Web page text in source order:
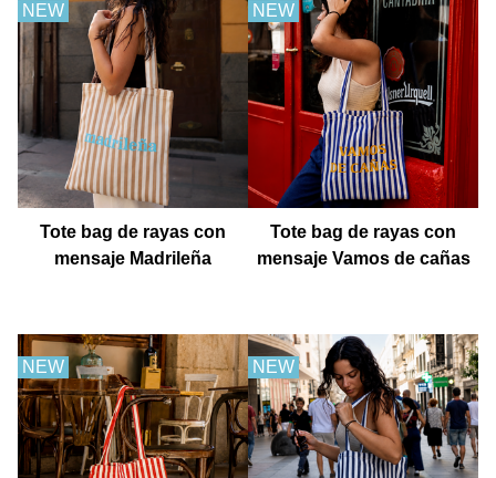
NEW
Tote bag de rayas con
mensaje Madrileña
NEW
Tote bag de rayas con
mensaje Vamos de cañas
NEW NEW